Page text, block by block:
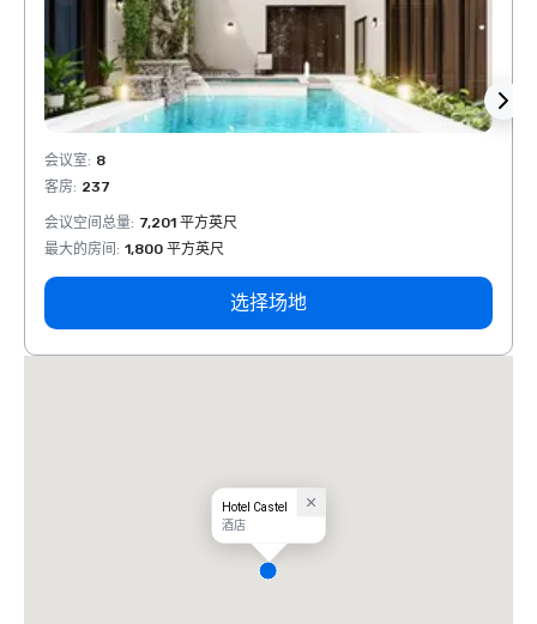
会议室: 8
客房: 237
会议空间总量: 7,201 平方英尺
最大的房间 : 1,800 平方英尺
选择场地
Hotel Castel
酒店